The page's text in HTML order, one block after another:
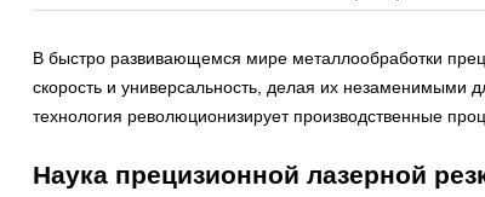
В быстро развивающемся мире металлообработки
скорость и универсальность, делая их незаменимыми
технология революционизирует производственные
Наука прецизионной лазерной